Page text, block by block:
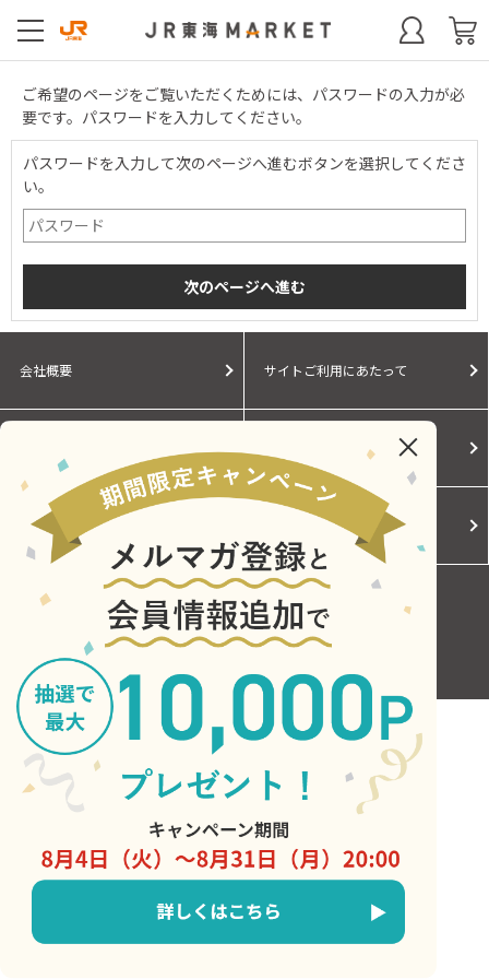
ご希望のページをご覧いただくためには、パスワードの入力が必
要です。パスワードを入力してください。
パスワードを入力して次のページへ進むボタンを選択してくださ
い。
会社概要 サイトご利用にあたって
Cookieポリシー ご利用規約
お問い合わせ
Copyright © Central Japan Railway Company. All Rights Reserved.